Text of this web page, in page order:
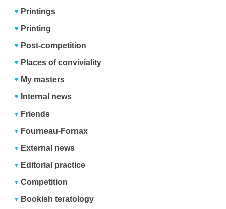
Printings
Printing
Post-competition
Places of conviviality
My masters
Internal news
Friends
Fourneau-Fornax
External news
Editorial practice
Competition
Bookish teratology